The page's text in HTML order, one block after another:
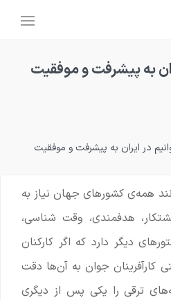
به پیشرفت و موفقیت
در ایران به پیشرفت و موفقیت
همه‌ی کشورهای جهان نیاز به
هدفمندی، وقت شناسی،
دیگر دارد که اگر کارکنان
جوان به آن‌ها دقت
ترقی را یکی پس از دیگری